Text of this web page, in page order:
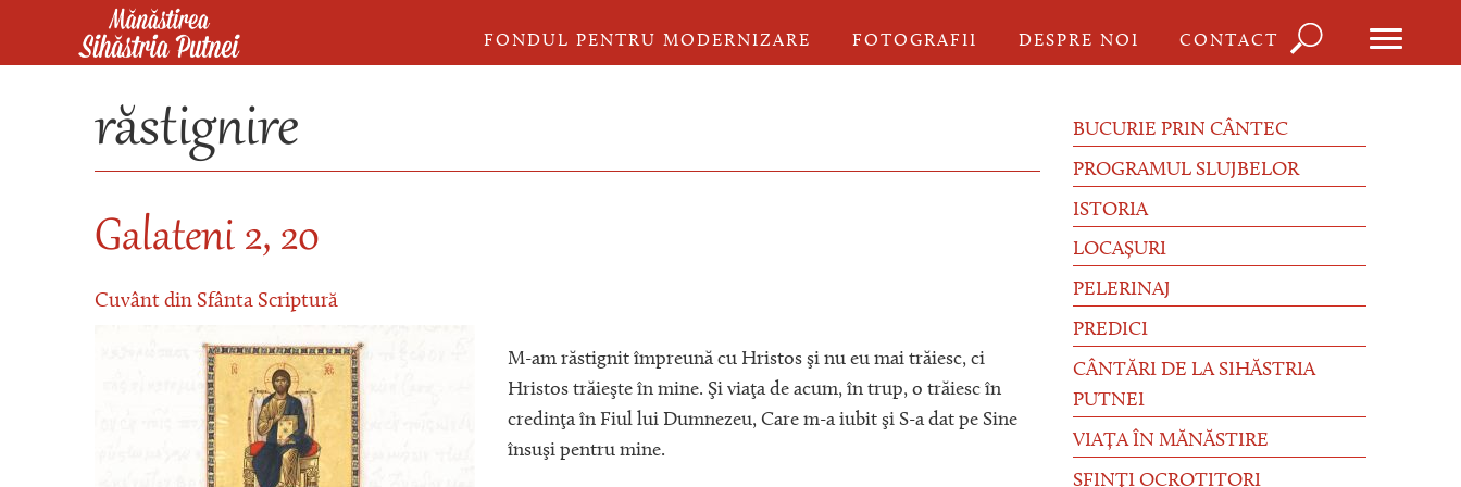
Mergi la conţinutul principal
FONDUL PENTRU MODERNIZARE FOTOGRAFII DESPRE NOI CONTACT
căutare
răstignire
Galateni 2, 20
Cuvânt din Sfânta Scriptură
M-am răstignit împreună cu Hristos şi nu eu mai trăiesc, ci
Hristos trăieşte în mine. Şi viaţa de acum, în trup, o trăiesc în
credinţa în Fiul lui Dumnezeu, Care m-a iubit şi S-a dat pe Sine
însuşi pentru mine.
BUCURIE PRIN CÂNTEC
PROGRAMUL SLUJBELOR
ISTORIA
LOCAȘURI
PELERINAJ
PREDICI
CÂNTĂRI DE LA SIHĂSTRIA
PUTNEI
VIAȚA ÎN MĂNĂSTIRE
SFINȚI OCROTITORI